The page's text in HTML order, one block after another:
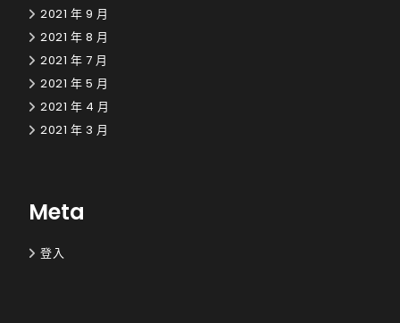
2021 年 9 月
2021 年 8 月
2021 年 7 月
2021 年 5 月
2021 年 4 月
2021 年 3 月
Meta
登入